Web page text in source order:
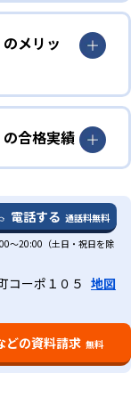
（ヒーローズ）
格で通える点が
ができるので、
のみ受講するこ
すめ
、勉強の大切
のコースが用意
ることが可能。
意されている。
室も開放してい
たい人におす
動と両立する
、テストの点数
極的に勉強する
メリッ
である。1コマ
費用を抑えたい
トでのある基準
なる。もし頑張
れるので、安心
トの1つ。部活や
とができるの
できる。
の勉強コースも
コースもあるの
合格実績
格情報を記載す
電話する 通話料無料
～20:00（土日・祝日を除
コーポ１０５ 地図
どの資料請求 無料